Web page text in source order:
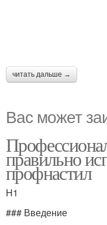
читать дальше →
Вас может
правильно
профнастил
H1
### Введение